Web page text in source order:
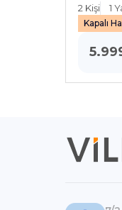
2 Kişi 1
Kapalı